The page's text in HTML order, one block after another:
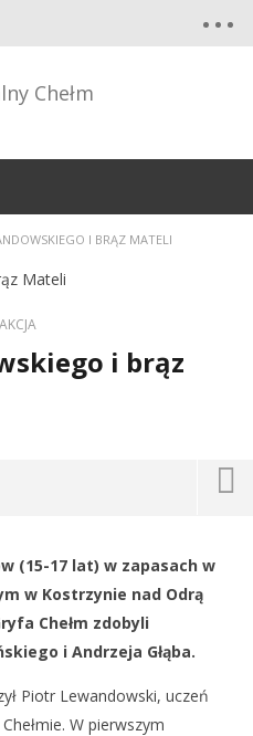
I BRĄZ MATELI
i brąz
(15-17 lat) w zapasach w
w Kostrzynie nad Odrą
Chełm zdobyli
i Andrzeja Głąba.
Piotr Lewandowski, uczeń
W pierwszym